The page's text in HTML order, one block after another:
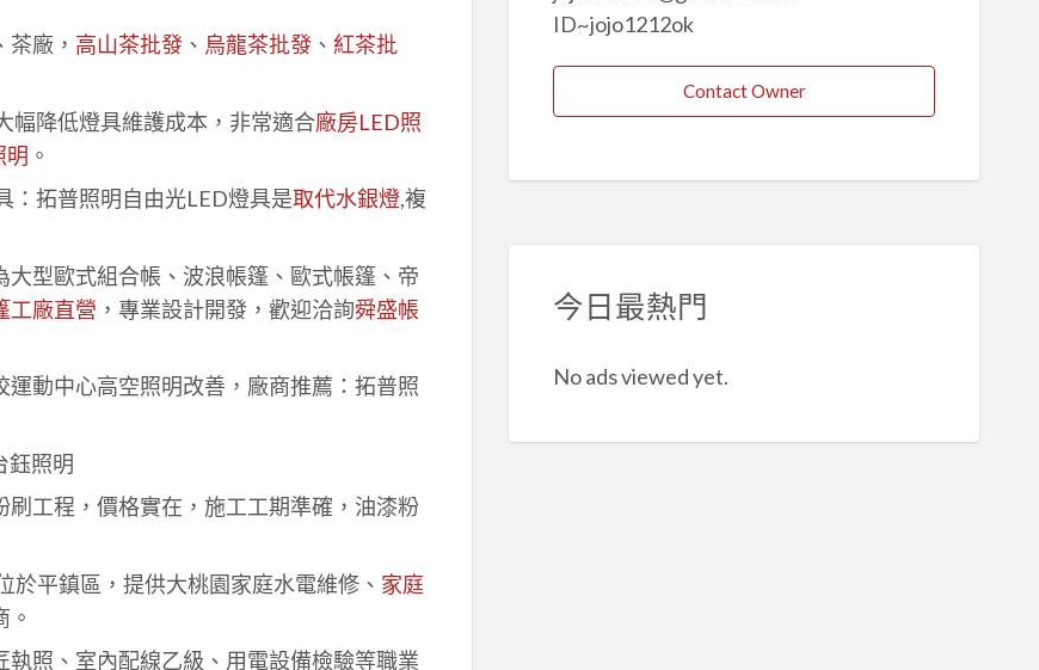
廠， 高山茶批發、 烏龍茶批發、 紅茶批
幅降低燈具維護成本，非常適合廠房LED照
明 。
：拓普照明自由光LED燈具是取代水銀燈,複
型歐式組合帳、波浪帳篷、歐式帳篷、帝
工廠直營 ，專業設計開發，歡迎洽詢舜盛帳
運動中心高空照明改善，廠商推薦：拓普照
鈺照明
工程，價格實在，施工工期準確，油漆粉
於平鎮區，提供大桃園家庭水電維修、 家庭
照、室內配線乙級、用電設備檢驗等職業
ID~jojo1212ok
Contact Owner
今日最熱門
No ads viewed yet.